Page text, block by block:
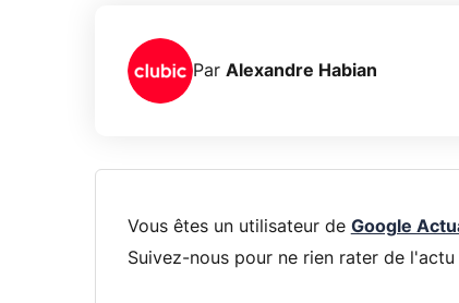
Par Alexandre Habian
Vous êtes un utilisateur de Google
Suivez-nous pour ne rien rater de l'actu